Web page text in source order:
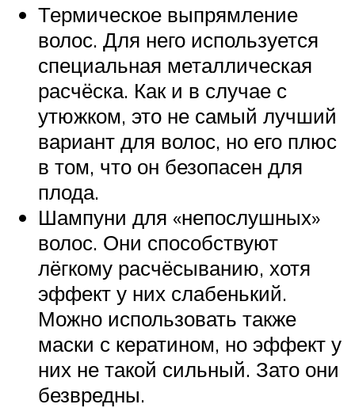
Термическое выпрямление
волос. Для него используется
специальная металлическая
расчёска. Как и в случае с
утюжком, это не самый лучший
вариант для волос, но его плюс
в том, что он безопасен для
плода.
Шампуни для «непослушных»
волос. Они способствуют
лёгкому расчёсыванию, хотя
эффект у них слабенький.
Можно использовать также
маски с кератином, но эффект у
них не такой сильный. Зато они
безвредны.